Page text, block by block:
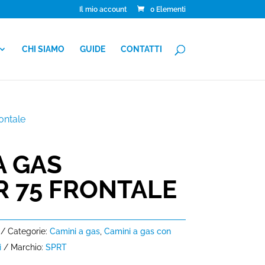
Il mio account 0 Elementi
CHI SIAMO GUIDE CONTATTI
GAS
75 FRONTALE
Categorie: Camini a gas, Camini a gas con
Marchio: SPRT